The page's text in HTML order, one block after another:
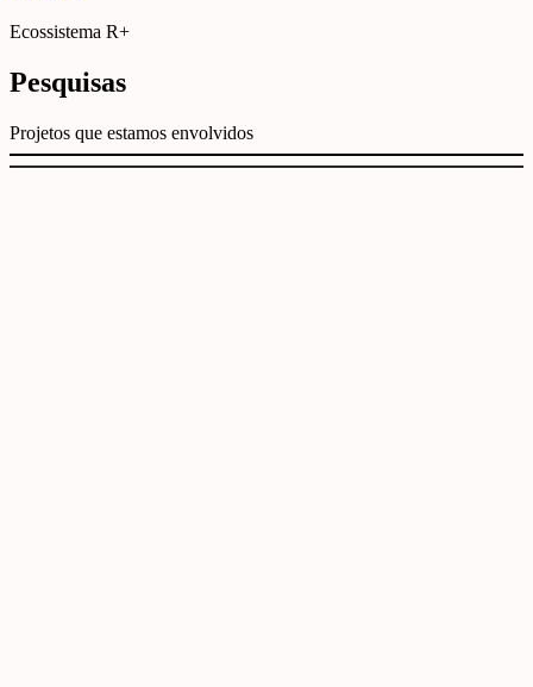
Ecossistema R+
Pesquisas
Projetos que estamos envolvidos